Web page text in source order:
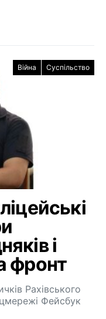
Війна Суспільство
і
фронт
Рахівського
Фейсбук